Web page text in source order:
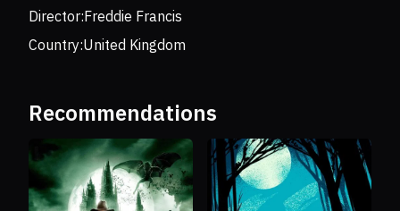
Director:Freddie Francis
Country:United Kingdom
Recommendations